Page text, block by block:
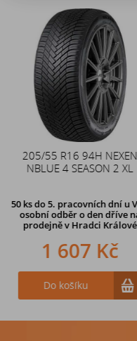
205/55 R16 94H NEXEN
NBLUE 4 SEASON 2 XL
50 ksdo 5. pracovních dní u
osobní odběr o den dříve
prodejněv Hradci Králové
1 607 Kč
Do košíku